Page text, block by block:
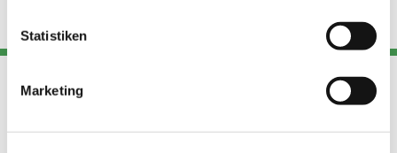
Statistiken
Marketing
Adresse
Kont
Links